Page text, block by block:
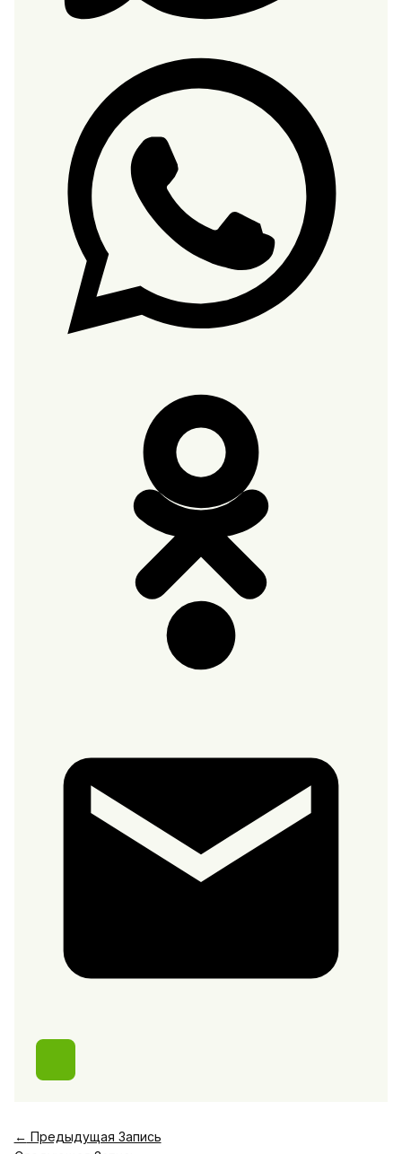
← Предыдущая Запись